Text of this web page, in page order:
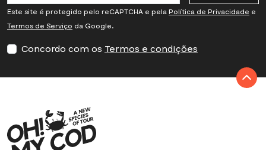
Este site é protegido pelo reCAPTCHA e pelaPolítica de Privacidade e
Termos de Serviço da Google.
Concordo com os Termos e condições